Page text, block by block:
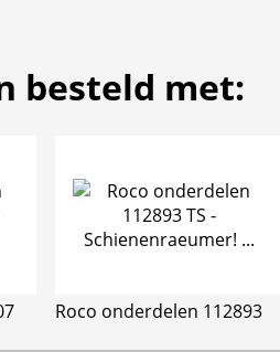
besteld met:
Roco onderdelen 112893